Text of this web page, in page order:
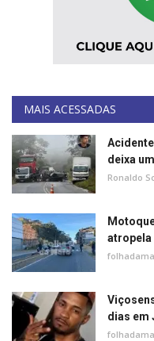
MAIS ACESSADAS
deixa
Ronaldo
atropela
dias em